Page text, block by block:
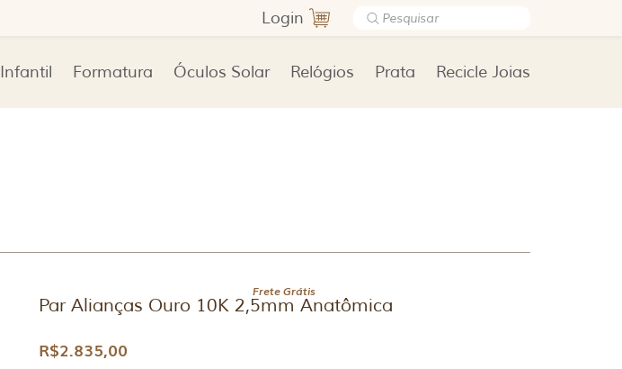
Login
Infantil Formatura Óculos Solar Relógios Prata Recicle Joias
Frete Grátis
Par Alianças Ouro 10K 2,5mm Anatômica
R$2.835,00